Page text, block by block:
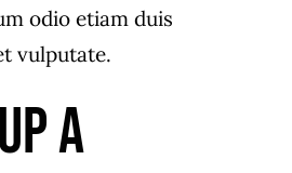
odio etiam duis
vulputate.
a